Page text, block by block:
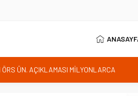
ÜN. AÇIKLAMASI MİLYONLARCA